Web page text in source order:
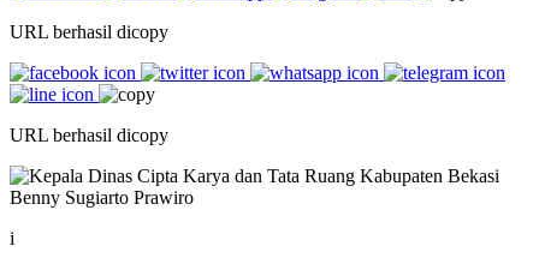
URL berhasil dicopy
URL berhasil dicopy
i